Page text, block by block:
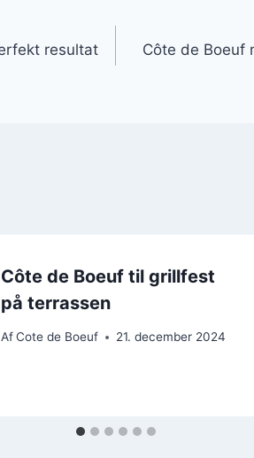
resultat
Côte de Boeuf
Côte de Boeuf til grillfest
på terrassen
Af Cote de Boeuf 21. december 2024